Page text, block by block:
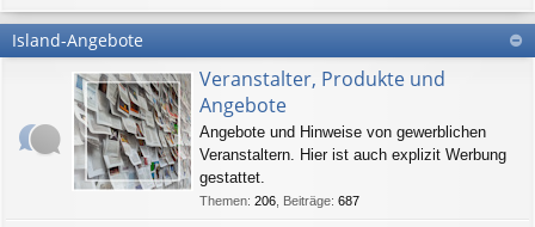
Island-Angebote
Veranstalter, Produkte und
Angebote
Angebote und Hinweise von gewerblichen
Veranstaltern. Hier ist auch explizit Werbung
gestattet.
Themen: 206 Beiträge: 687